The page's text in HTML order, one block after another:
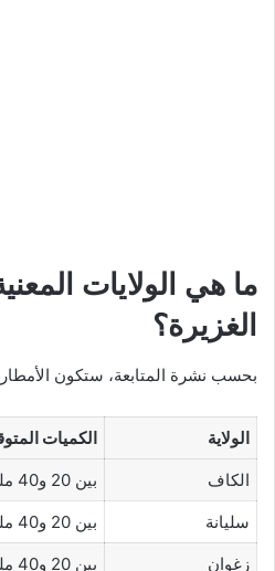
ما هي الولايات
الغزيرة؟
بحسب نشرة المتابعة، ستكون الأمطار
الولاية
الكميات
الكاف
بين 20 و40 ملم
سليانة
بين 20 و40 ملم
زغوان
بين 20 و40 ملم